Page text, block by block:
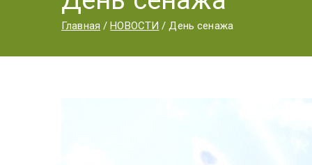
Главная НОВОСТИ День сенажа